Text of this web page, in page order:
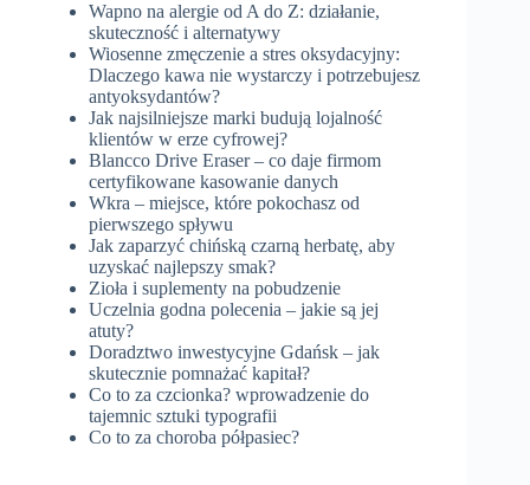
Wapno na alergie od A do Z: działanie,
skuteczność i alternatywy
Wiosenne zmęczenie a stres oksydacyjny:
Dlaczego kawa nie wystarczy i potrzebujesz
antyoksydantów?
Jak najsilniejsze marki budują lojalność
klientów w erze cyfrowej?
Blancco Drive Eraser – co daje firmom
certyfikowane kasowanie danych
Wkra – miejsce, które pokochasz od
pierwszego spływu
Jak zaparzyć chińską czarną herbatę, aby
uzyskać najlepszy smak?
Zioła i suplementy na pobudzenie
Uczelnia godna polecenia – jakie są jej
atuty?
Doradztwo inwestycyjne Gdańsk – jak
skutecznie pomnażać kapitał?
Co to za czcionka? wprowadzenie do
tajemnic sztuki typografii
Co to za choroba półpasiec?